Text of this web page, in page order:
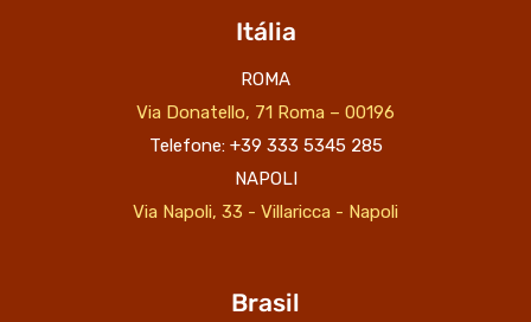
Itália
ROMA
Via Donatello, 71 Roma – 00196
Telefone: +39 333 5345 285
NAPOLI
Via Napoli, 33 - Villaricca - Napoli
Brasil